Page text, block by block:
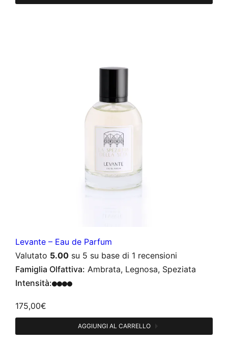
Levante – Eau de Parfum
Valutato 5.00 su 5 su base di 1 recensioni
Famiglia Olfattiva: Ambrata, Legnosa, Speziata
Intensità:
175,00€
AGGIUNGI AL CARRELLO